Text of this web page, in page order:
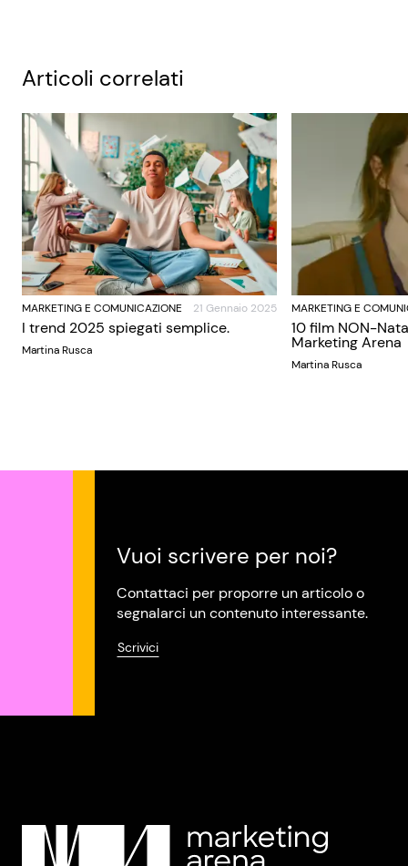
Articoli correlati
MARKETING E COMUNICAZIONE 21 Gennaio 2025
I trend 2025 spiegati semplice.
Martina Rusca
MARKETING E
10 film NON-
Marketing Arena
Martina Rusca
Vuoi scrivere per noi?
Contattaci per proporre un articolo o
segnalarci un contenuto interessante.
Scrivici